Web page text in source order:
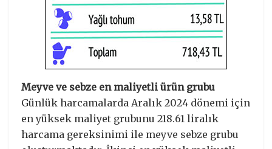
Meyve ve sebze en maliyetli ürün grubu
Günlük harcamalarda Aralık 2024 dönemi için
en yüksek maliyet grubunu 218.61 liralık
harcama gereksinimi ile meyve sebze grubu